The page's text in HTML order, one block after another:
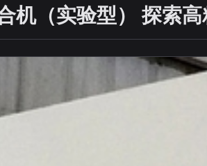
机（实验型） 探索